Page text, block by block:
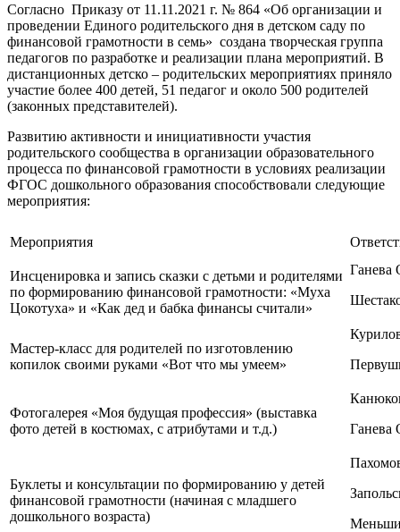
Согласно Приказу от 11.11.2021 г. № 864 «Об организации и
проведении Единого родительского дня в детском саду по
финансовой грамотности в семь» создана творческая группа
педагогов по разработке и реализации плана мероприятий. В
дистанционных детско – родительских мероприятиях приняло
участие более 400 детей, 51 педагог и около 500 родителей
(законных представителей).
Развитию активности и инициативности участия
родительского сообщества в организации образовательного
процесса по финансовой грамотности в условиях реализации
ФГОС дошкольного образования способствовали следующие
мероприятия:
Мероприятия
Инсценировка и запись сказки с детьми и родителями
по формированию финансовой грамотности: «Муха
Цокотуха» и «Как дед и бабка финансы считали»
Ганева
Мастер-класс для родителей по изготовлению
копилок своими руками «Вот что мы умеем»
Фотогалерея «Моя будущая профессия» (выставка
фото детей в костюмах, с атрибутами и т.д.)
Ганева
Буклеты и консультации по формированию у детей
финансовой грамотности (начиная с младшего
дошкольного возраста)